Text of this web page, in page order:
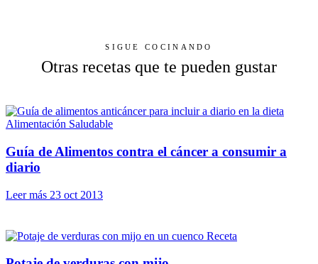
SIGUE COCINANDO
Otras recetas que te pueden gustar
Alimentación Saludable
Guía de Alimentos contra el cáncer a consumir a
diario
Leer más 23 oct 2013
Receta